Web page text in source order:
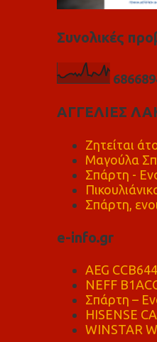
Συνολικές
686689
ΑΓΓΕΛΙΕΣ
Ζητείται
Μαγούλα
Σπάρτη -
Σπάρτη,
e-info.gr
AEG
NEFF
Σπάρτη –
HISENSE
WINSTAR